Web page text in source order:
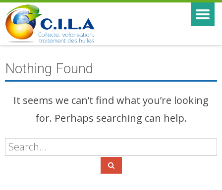
Nothing Found
It seems we can’t find what you’re looking
for. Perhaps searching can help.